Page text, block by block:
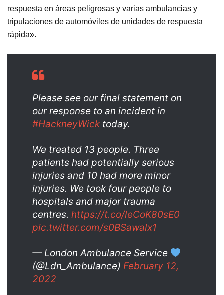
respuesta en áreas peligrosas y varias ambulancias y
tripulaciones de automóviles de unidades de respuesta
rápida».
Please see our final statement on
our response to an incident in
#HackneyWicktoday.
We treated 13 people. Three
patients had potentially serious
injuries and 10 had more minor
injuries. We took four people to
hospitals and major trauma
centres. https://t.co/leCoK80sE0
pic.twitter.com/s0BSawalx1
— London Ambulance Service
(@Ldn_Ambulance) February 12,
2022